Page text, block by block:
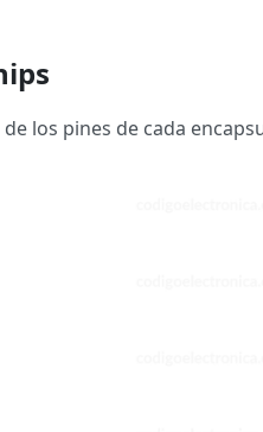
los pines de cada